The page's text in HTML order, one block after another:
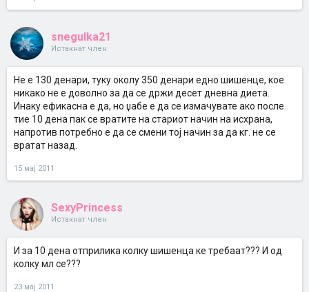
snegulka21
Истакнат член
Не е 130 денари, туку околу 350 денари едно шишенце, кое
никако не е доволно за да се држи десет дневна диета.
Инаку ефикасна е да, но џабе е да се измачувате ако после
тие 10 дена пак се вратите на стариот начин на исхрана,
напротив потребно е да се смени тој начин за да кг. не се
вратат назад.
15 мај 2011
SexyPrincess
Истакнат член
И за 10 дена отприлика колку шишенца ке требаат??? И од
колку мл се???
23 мај 2011